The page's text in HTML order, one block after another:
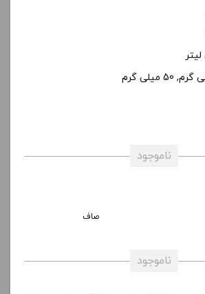
ناموجود
صاف
ناموجود